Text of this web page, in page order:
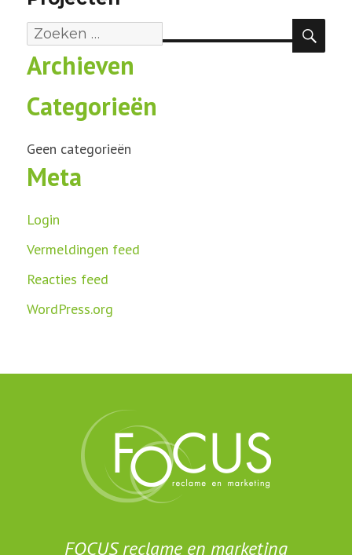
Zoeken
naar:
Archieven
Categorieën
Geen categorieën
Meta
Login
Vermeldingen feed
Reacties feed
WordPress.org
FOCUS reclame en marketing